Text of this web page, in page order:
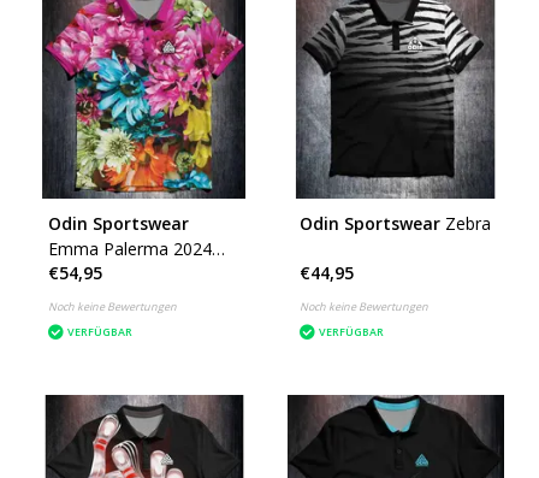
Odin Sportswear
Emma Palerma 2024
Flowers
€54,95
Noch keine Bewertungen
VERFÜGBAR
Odin Sportswear Zebra
€44,95
Noch keine Bewertungen
VERFÜGBAR